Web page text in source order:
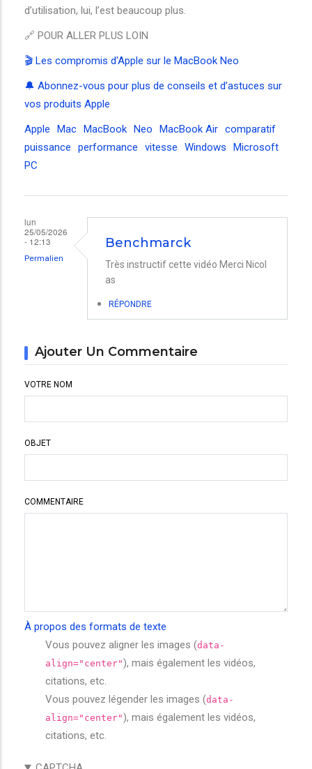
d’utilisation, lui, l’est beaucoup plus.
🔗 POUR ALLER PLUS LOIN
🎬 Les compromis d'Apple sur le MacBook Neo
🔔 Abonnez-vous pour plus de conseils et d’astuces sur
vos produits Apple
Apple
Mac MacBook Neo MacBook Air comparatif
puissance
performance vitesse Windows
Microsoft
PC
lun
25/05/2026
- 12:13
Permalien
Benchmarck
Très instructif cette vidéo Merci Nicol
as
RÉPONDRE
Ajouter Un Commentaire
VOTRE NOM
OBJET
COMMENTAIRE
À propos des formats de texte
Vous pouvez aligner les images (data-
align="center"), mais également les vidéos,
citations, etc.
Vous pouvez légender les images (data-
align="center"), mais également les vidéos,
citations, etc.